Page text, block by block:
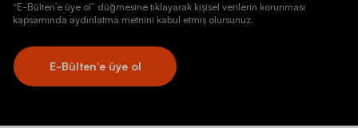
“E-Bülten’e üye ol” düğmesine tıklayarak kişisel verilerin korunması
kapsamında aydınlatma metnini kabul etmiş olursunuz.
E-Bülten’e üye ol